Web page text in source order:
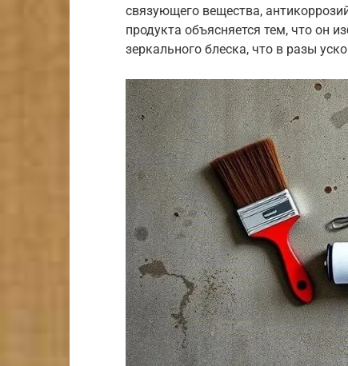
связующего вещества,
продукта объясняется тем, что он
зеркального блеска, что в разы